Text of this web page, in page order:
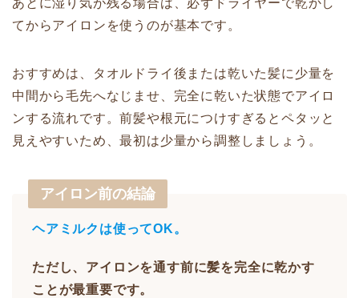
あとに湿り気が残る場合は、必ずドライヤーで乾かし
てからアイロンを使うのが基本です。
おすすめは、タオルドライ後または乾いた髪に少量を
中間から毛先へなじませ、完全に乾いた状態でアイロ
ンする流れです。前髪や根元につけすぎるとペタッと
見えやすいため、最初は少量から調整しましょう。
アイロン前の結論
ヘアミルクは使ってOK。
ただし、アイロンを通す前に髪を完全に乾かす
ことが最重要です。